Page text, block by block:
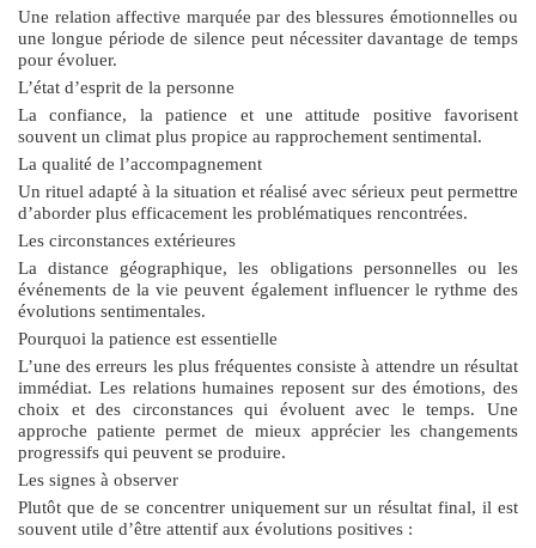
Une relation affective marquée par des blessures émotionnelles ou
une longue période de silence peut nécessiter davantage de temps
pour évoluer.
L’état d’esprit de la personne
La confiance, la patience et une attitude positive favorisent
souvent un climat plus propice au rapprochement sentimental.
La qualité de l’accompagnement
Un rituel adapté à la situation et réalisé avec sérieux peut permettre
d’aborder plus efficacement les problématiques rencontrées.
Les circonstances extérieures
La distance géographique, les obligations personnelles ou les
événements de la vie peuvent également influencer le rythme des
évolutions sentimentales.
Pourquoi la patience est essentielle
L’une des erreurs les plus fréquentes consiste à attendre un résultat
immédiat. Les relations humaines reposent sur des émotions, des
choix et des circonstances qui évoluent avec le temps. Une
approche patiente permet de mieux apprécier les changements
progressifs qui peuvent se produire.
Les signes à observer
Plutôt que de se concentrer uniquement sur un résultat final, il est
souvent utile d’être attentif aux évolutions positives :